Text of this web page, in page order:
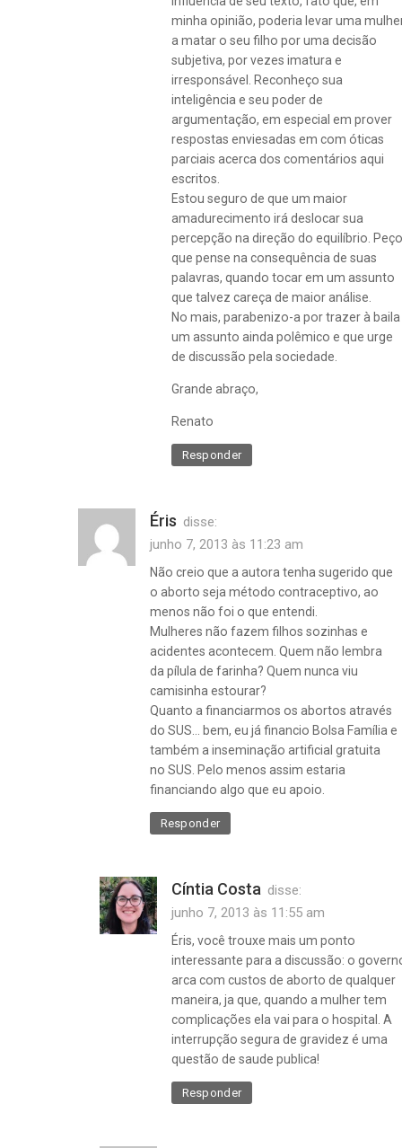
minha opinião, poderia levar uma
a matar o seu filho por uma decisão
subjetiva, por vezes imatura e
irresponsável. Reconheço sua
inteligência e seu poder de
argumentação, em especial em prover
respostas enviesadas em com óticas
parciais acerca dos comentários aqui
escritos.
Estou seguro de que um maior
amadurecimento irá deslocar sua
percepção na direção do equilíbrio. Peço
que pense na consequência de suas
palavras, quando tocar em um assunto
que talvez careça de maior análise.
No mais, parabenizo-a por trazer à baila
um assunto ainda polêmico e que urge
de discussão pela sociedade.
Grande abraço,
Renato
Responder
Éris disse:
junho 7, 2013 às 11:23 am
Não creio que a autora tenha sugerido que
o aborto seja método contraceptivo, ao
menos não foi o que entendi.
Mulheres não fazem filhos sozinhas e
acidentes acontecem. Quem não lembra
da pílula de farinha? Quem nunca viu
camisinha estourar?
Quanto a financiarmos os abortos através
do SUS… bem, eu já financio Bolsa Família e
também a inseminação artificial gratuita
no SUS. Pelo menos assim estaria
financiando algo que eu apoio.
Responder
Cíntia Costa disse:
junho 7, 2013 às 11:55 am
Éris, você trouxe mais um ponto
interessante para a discussão: o
arca com custos de aborto de qualquer
maneira, ja que, quando a mulher tem
complicações ela vai para o hospital. A
interrupção segura de gravidez é uma
questão de saude publica!
Responder